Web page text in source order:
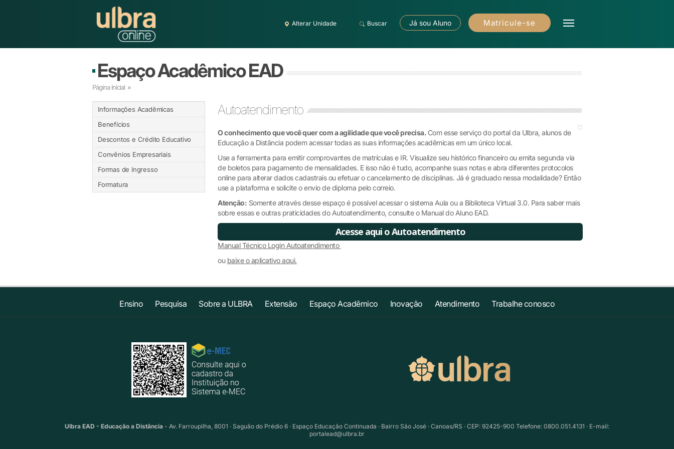
Alterar Unidade Buscar Já sou Aluno Matricule-se
Espaço Acadêmico EAD
Página Inicial »
Informações Acadêmicas
Benefícios
Descontos e Crédito Educativo
Convênios Empresariais
Formas de Ingresso
Formatura
Autoatendimento
O conhecimento que você quer com a agilidade que você precisa. Com esse serviço do portal da Ulbra, alunos de
Educação a Distância podem acessar todas as suas informações acadêmicas em um único local.
Use a ferramenta para emitir comprovantes de matrículas e IR. Visualize seu histórico financeiro ou emita segunda via
de boletos para pagamento de mensalidades. E isso não é tudo, acompanhe suas notas e abra diferentes protocolos
online para alterar dados cadastrais ou efetuar o cancelamento de disciplinas. Já é graduado nessa modalidade? Então
use a plataforma e solicite o envio de diploma pelo correio.
Atenção: Somente através desse espaço é possível acessar o sistema Aula ou a Biblioteca Virtual 3.0. Para saber mais
sobre essas e outras praticidades do Autoatendimento, consulte o Manual do Aluno EAD.
Acesse aqui o Autoatendimento
Manual Técnico Login Autoatendimento
ou baixe o aplicativo aqui.
Ensino Pesquisa Sobre a ULBRA Extensão Espaço Acadêmico Inovação Atendimento Trabalhe conosco
Ulbra EAD - Educação a Distância - Av. Farroupilha, 8001 · Saguão do Prédio 6 · Espaço Educação Continuada · Bairro São José · Canoas/RS · CEP: 92425-900 Telefone: 0800.051.4131 · E-mail:
portalead@ulbra.br